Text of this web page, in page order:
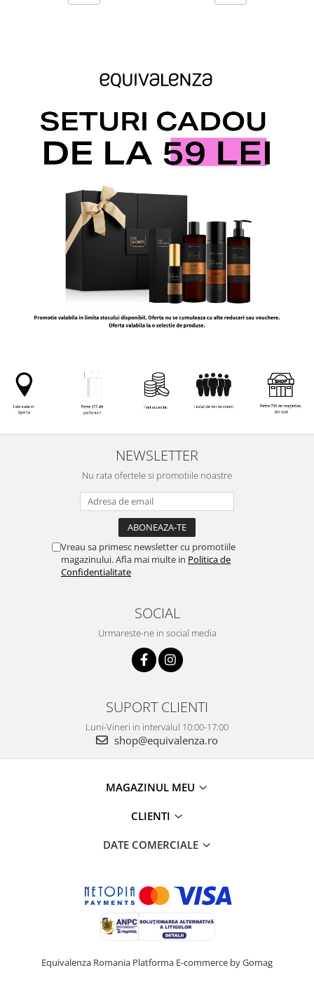
NEWSLETTER
Nu rata ofertele si promotiile noastre
Vreau sa primesc newsletter cu promotiile
magazinului. Afla mai multe in Politica de
Confidentialitate
SOCIAL
Urmareste-ne in social media
SUPORT CLIENTI
Luni-Vineri in intervalul 10:00-17:00
shop@equivalenza.ro
MAGAZINUL MEU
CLIENTI
DATE COMERCIALE
Equivalenza Romania Platforma E-commerce by Gomag